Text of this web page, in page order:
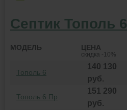
Септик Тополь 6
МОДЕЛЬ ЦЕНА
скидка -10%
Тополь 6
140 130
руб.
Тополь 6 Пр
151 290
руб.